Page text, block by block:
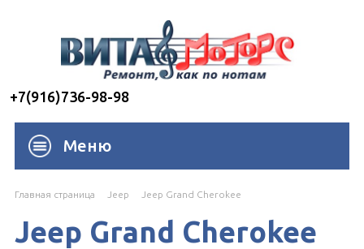
+7(916)736-98-98
Меню
Главная страница Jeep Jeep Grand Cherokee
Jeep Grand Cherokee